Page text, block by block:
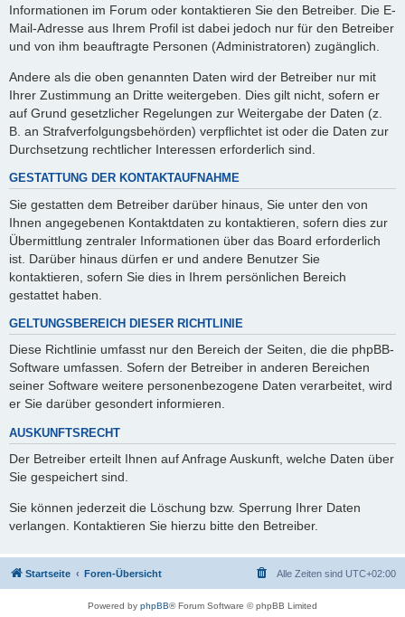
Informationen im Forum oder kontaktieren Sie den Betreiber. Die E-
Mail-Adresse aus Ihrem Profil ist dabei jedoch nur für den Betreiber
und von ihm beauftragte Personen (Administratoren) zugänglich.
Andere als die oben genannten Daten wird der Betreiber nur mit
Ihrer Zustimmung an Dritte weitergeben. Dies gilt nicht, sofern er
auf Grund gesetzlicher Regelungen zur Weitergabe der Daten (z.
B. an Strafverfolgungsbehörden) verpflichtet ist oder die Daten zur
Durchsetzung rechtlicher Interessen erforderlich sind.
GESTATTUNG DER KONTAKTAUFNAHME
Sie gestatten dem Betreiber darüber hinaus, Sie unter den von
Ihnen angegebenen Kontaktdaten zu kontaktieren, sofern dies zur
Übermittlung zentraler Informationen über das Board erforderlich
ist. Darüber hinaus dürfen er und andere Benutzer Sie
kontaktieren, sofern Sie dies in Ihrem persönlichen Bereich
gestattet haben.
GELTUNGSBEREICH DIESER RICHTLINIE
Diese Richtlinie umfasst nur den Bereich der Seiten, die die phpBB-
Software umfassen. Sofern der Betreiber in anderen Bereichen
seiner Software weitere personenbezogene Daten verarbeitet, wird
er Sie darüber gesondert informieren.
AUSKUNFTSRECHT
Der Betreiber erteilt Ihnen auf Anfrage Auskunft, welche Daten über
Sie gespeichert sind.
Sie können jederzeit die Löschung bzw. Sperrung Ihrer Daten
verlangen. Kontaktieren Sie hierzu bitte den Betreiber.
Startseite Foren-Übersicht Alle Zeiten sind UTC+02:00
Powered by phpBB® Forum Software © phpBB Limited